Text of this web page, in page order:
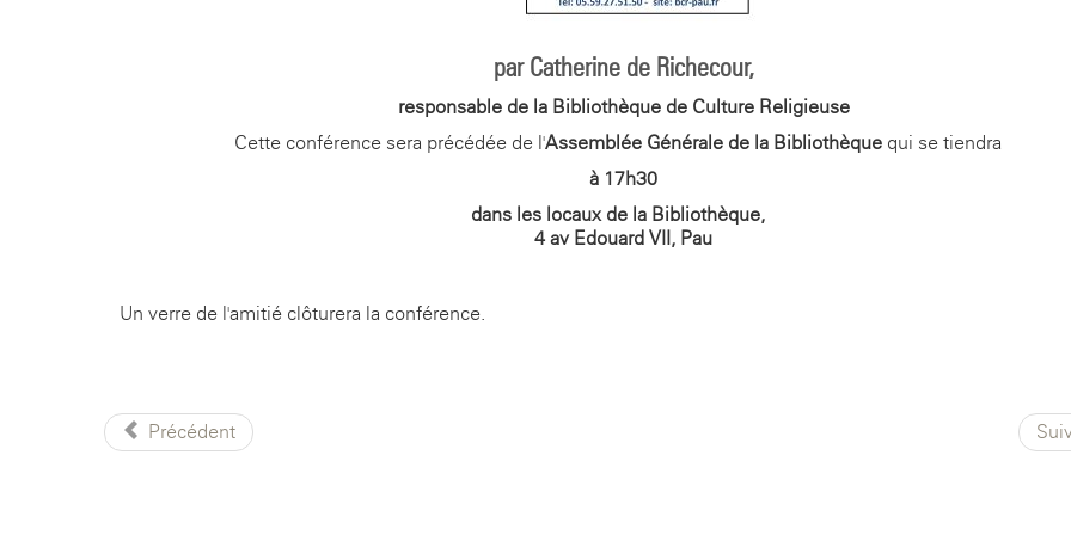
par Catherine de Richecour,
responsable de la Bibliothèque de Culture Religieuse
Cette conférence sera précédée de l'Assemblée Générale de la Bibliothèque qui se tiendra
à 17h30
dans les locaux de la Bibliothèque,
4 av Edouard VII, Pau
Un verre de l'amitié clôturera la conférence.
Précédent